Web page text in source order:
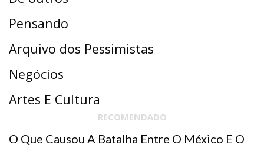
Pensando
Arquivo dos Pessimistas
Negócios
Artes E Cultura
RECOMENDADO
O Que Causou A Batalha Entre O México E O